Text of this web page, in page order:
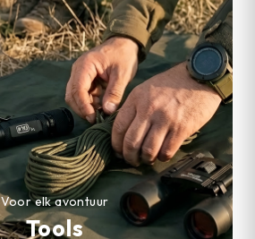
Tools
Voor elk avontuur